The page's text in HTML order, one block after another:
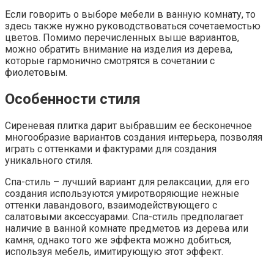
Если говорить о выборе мебели в ванную комнату, то
здесь также нужно руководствоваться сочетаемостью
цветов. Помимо перечисленных выше вариантов,
можно обратить внимание на изделия из дерева,
которые гармонично смотрятся в сочетании с
фиолетовым.
Особенности стиля
Сиреневая плитка дарит выбравшим ее бесконечное
многообразие вариантов создания интерьера, позволяя
играть с оттенками и фактурами для создания
уникального стиля.
Спа-стиль – лучший вариант для релаксации, для его
создания используются умиротворяющие нежные
оттенки лавандового, взаимодействующего с
салатовыми аксессуарами. Спа-стиль предполагает
наличие в ванной комнате предметов из дерева или
камня, однако того же эффекта можно добиться,
используя мебель, имитирующую этот эффект.